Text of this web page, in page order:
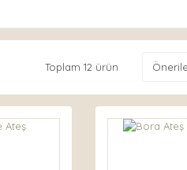
Toplam 12 ürün